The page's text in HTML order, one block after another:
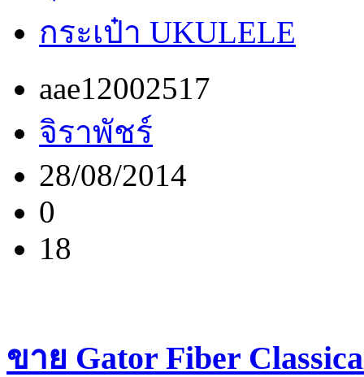
กระเป๋า UKULELE
aae12002517
จิราพัชร์
28/08/2014
0
18
ขาย Gator Fiber